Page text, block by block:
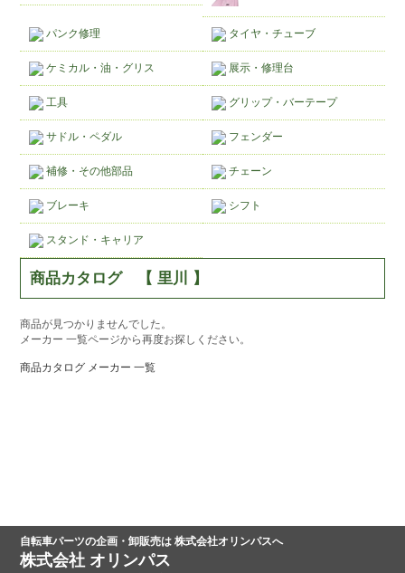
パンク修理 タイヤ・チューブ
ケミカル・油・グリス 展示・修理台
工具 グリップ・バーテープ
サドル・ペダル フェンダー
補修・その他部品 チェーン
ブレーキ シフト
スタンド・キャリア
商品カタログ 【 里川 】
商品が見つかりませんでした。
メーカー 一覧ページから再度お探しください。
商品カタログ メーカー 一覧
自転車パーツの企画・卸販売は 株式会社オリンパスへ
株式会社 オリンパス